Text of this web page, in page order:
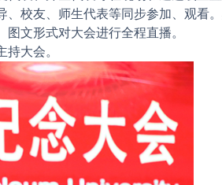
校友、师生代表等同步参加、观看
文形式对大会进行全程直播。
大会。